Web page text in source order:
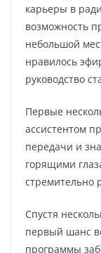
карьеры в
возможность
небольшой
нравилось
руководство
Первые
ассистентом
передачи и
горящими
стремительно
Спустя
первый шанс
программы